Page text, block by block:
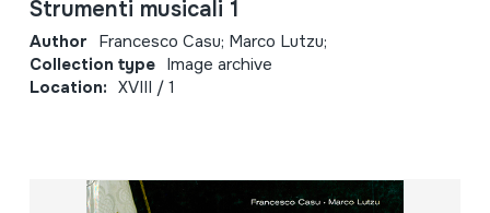
Strumenti musicali 1
Author Francesco Casu; Marco Lutzu;
Collection type Image archive
Location: XVIII / 1